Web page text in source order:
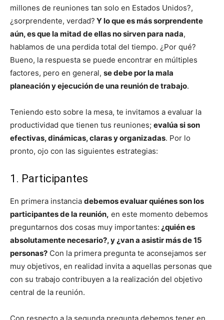
millones de reuniones tan solo en Estados Unidos?,
¿sorprendente, verdad? Y lo que es más sorprendente
aún, es que la mitad de ellas no sirven para nada,
hablamos de una perdida total del tiempo. ¿Por qué?
Bueno, la respuesta se puede encontrar en múltiples
factores, pero en general, se debe por la mala
planeación y ejecución de una reunión de trabajo.
Teniendo esto sobre la mesa, te invitamos a evaluar la
productividad que tienen tus reuniones; evalúa si son
efectivas, dinámicas, claras y organizadas. Por lo
pronto, ojo con las siguientes estrategias:
1. Participantes
En primera instancia debemos evaluar quiénes son los
participantes de la reunión, en este momento debemos
preguntarnos dos cosas muy importantes: ¿quién es
absolutamente necesario?, y ¿van a asistir más de 15
personas? Con la primera pregunta te aconsejamos ser
muy objetivos, en realidad invita a aquellas personas que
con su trabajo contribuyen a la realización del objetivo
central de la reunión.
Con respecto a la segunda pregunta debemos tener en